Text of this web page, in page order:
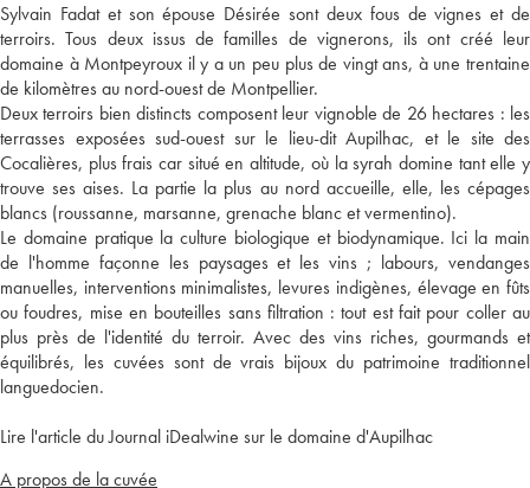
Sylvain Fadat et son épouse Désirée sont deux fous de vignes et de
terroirs. Tous deux issus de familles de vignerons, ils ont créé leur
domaine à Montpeyroux il y a un peu plus de vingt ans, à une trentaine
de kilomètres au nord-ouest de Montpellier.
Deux terroirs bien distincts composent leur vignoble de 26 hectares : les
terrasses exposées sud-ouest sur le lieu-dit Aupilhac, et le site des
Cocalières, plus frais car situé en altitude, où la syrah domine tant elle y
trouve ses aises. La partie la plus au nord accueille, elle, les cépages
blancs (roussanne, marsanne, grenache blanc et vermentino).
Le domaine pratique la culture biologique et biodynamique. Ici la main
de l'homme façonne les paysages et les vins ; labours, vendanges
manuelles, interventions minimalistes, levures indigènes, élevage en fûts
ou foudres, mise en bouteilles sans filtration : tout est fait pour coller au
plus près de l'identité du terroir. Avec des vins riches, gourmands et
équilibrés, les cuvées sont de vrais bijoux du patrimoine traditionnel
languedocien.
Lire l'article du Journal iDealwine sur le domaine d'Aupilhac
A propos de la cuvée